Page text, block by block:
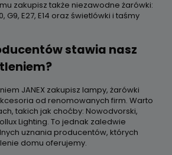
zakupisz także niezawodne żarówki:
G9, E27, E14 oraz świetlówki i taśmy
stawia nasz
JANEX zakupisz lampy, żarówki
od renomowanych firm. Warto
takich jak choćby: Nowodvorski,
Lighting. To jednak zaledwie
uznania producentów, których
domu oferujemy.